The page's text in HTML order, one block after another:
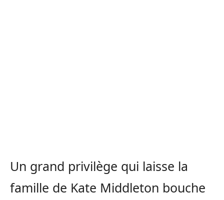
Un grand privilège qui laisse la
famille de Kate Middleton bouche